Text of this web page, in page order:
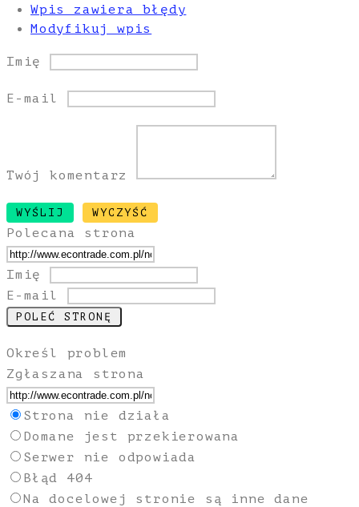
Wpis zawiera błędy
Modyfikuj wpis
Imię
E-mail
Twój komentarz
Polecana strona
Imię
E-mail
Określ problem
Zgłaszana strona
Strona nie działa
Domane jest przekierowana
Serwer nie odpowiada
Błąd 404
Na docelowej stronie są inne dane